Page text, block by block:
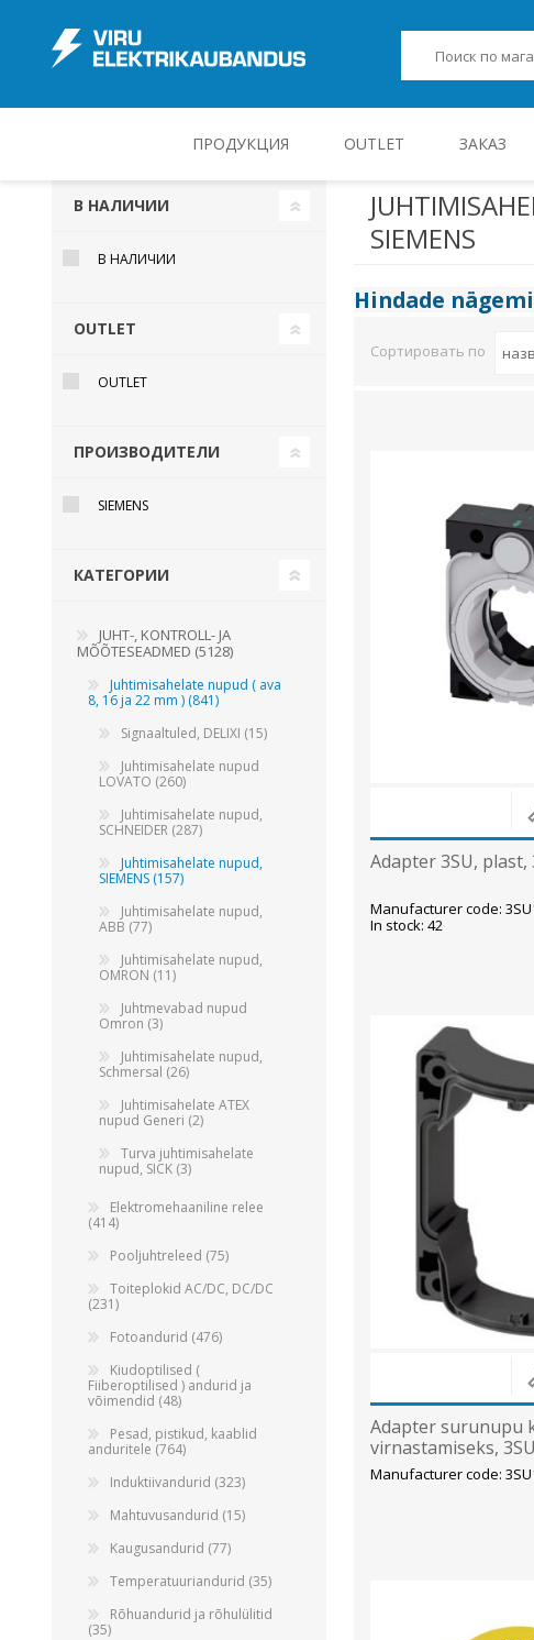
ПРОДУКЦИЯ
JUHT-, KONTROLL- JA MÕÕTESEADMED
Pooljuhtreleed
View All
Alumiiniumkaablid ja -juhtmed
Vaskkaablid ja -juhtmed
Painduvad kontrollkaablid
Nõrkvoolukaablid
OUTLET ЗАКАЗ
SIEMENS
Hindade
Сортировать по
Adapter 3SU,
Manufacturer code:
In stock: 42
Adapter surunupu
virnastamiseks,
Manufacturer code:
В НАЛИЧИИ
В НАЛИЧИИ
OUTLET
OUTLET
ПРОИЗВОДИТЕЛИ
SIEMENS
КАТЕГОРИИ
JUHT-, KONTROLL- JA
MÕÕTESEADMED (5128)
Juhtimisahelate nupud ( ava
8, 16 ja 22 mm ) (841)
Signaaltuled, DELIXI (15)
Juhtimisahelate nupud
LOVATO (260)
Juhtimisahelate nupud,
SCHNEIDER (287)
Juhtimisahelate nupud,
SIEMENS (157)
Juhtimisahelate nupud,
ABB (77)
Juhtimisahelate nupud,
OMRON (11)
Juhtmevabad nupud
Omron (3)
Juhtimisahelate nupud,
Schmersal (26)
Juhtimisahelate ATEX
nupud Generi (2)
Turva juhtimisahelate
nupud, SICK (3)
Elektromehaaniline relee
(414)
Pooljuhtreleed (75)
Toiteplokid AC/DC, DC/DC
(231)
Fotoandurid (476)
Kiudoptilised (
Fiiberoptilised ) andurid ja
võimendid (48)
Pesad, pistikud, kaablid
anduritele (764)
Induktiivandurid (323)
Mahtuvusandurid (15)
Kaugusandurid (77)
Temperatuuriandurid (35)
Rõhuandurid ja rõhulülitid
(35)